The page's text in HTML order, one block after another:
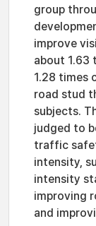
group
improve
about 1.63
1.28 times
road stud
subjects.
judged to
traffic
intensity,
intensity
improving
and